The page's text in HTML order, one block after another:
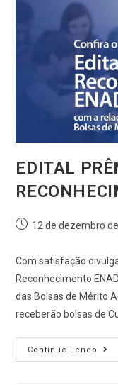
EDITAL
12 de dezembro
Com satisfação
Reconhecimento
das Bolsas de Mérito
receberão bolsas de
Continue Lendo